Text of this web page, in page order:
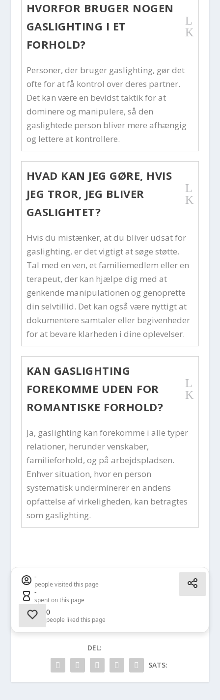
HVORFOR BRUGER NOGEN
GASLIGHTING I ET
FORHOLD?
L
K
Personer, der bruger gaslighting, gør det
ofte for at få kontrol over deres partner.
Det kan være en bevidst taktik for at
dominere og manipulere, så den
gaslightede person bliver mere afhængig
og lettere at kontrollere.
HVAD KAN JEG GØRE, HVIS
JEG TROR, JEG BLIVER
GASLIGHTET?
L
K
Hvis du mistænker, at du bliver udsat for
gaslighting, er det vigtigt at søge støtte.
Tal med en ven, et familiemedlem eller en
terapeut, der kan hjælpe dig med at
genkende manipulationen og genoprette
din selvtillid. Det kan også være nyttigt at
dokumentere samtaler eller begivenheder
for at bevare klarheden i dine oplevelser.
KAN GASLIGHTING
FOREKOMME UDEN FOR
ROMANTISKE FORHOLD?
L
K
Ja, gaslighting kan forekomme i alle typer
relationer, herunder venskaber,
familieforhold, og på arbejdspladsen.
Enhver situation, hvor en person
systematisk underminerer en andens
opfattelse af virkeligheden, kan betragtes
som gaslighting.
-
people visited this page
-
spent on this page
0
people liked this page
DEL:
SATS: